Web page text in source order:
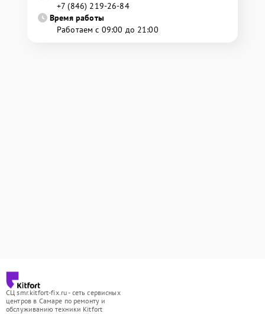
+7 (846) 219-26-84
Время работы
Работаем с 09:00 до 21:00
СЦ smr.kitfort-fix.ru - сеть сервисных
центров в Самаре по ремонту и
обслуживанию техники Kitfort